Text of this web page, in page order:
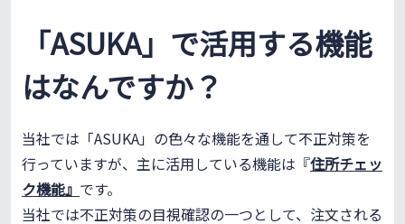
「ASUKA」で活用する機能
はなんですか？
当社では「ASUKA」の色々な機能を通して不正対策を
行っていますが、主に活用している機能は『住所チェッ
ク機能』 です。
当社では不正対策の目視確認の一つとして、注文される